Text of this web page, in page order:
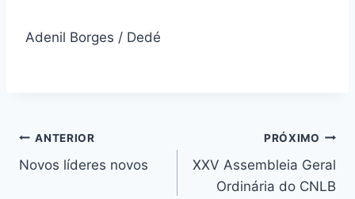
Adenil Borges / Dedé
Navegação
de
ANTERIOR
Novos líderes novos
PRÓXIMO
XXV Assembleia Geral
Ordinária do CNLB